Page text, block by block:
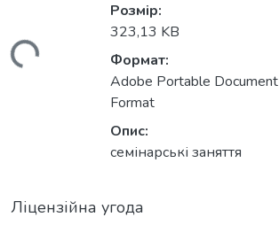
Розмір:
323,13 KB
Формат:
Adobe Portable Document
Format
Опис:
семінарські заняття
Ліцензійна угода